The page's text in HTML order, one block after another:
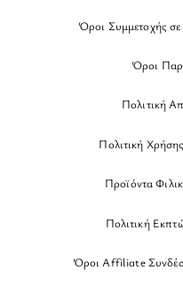
Όροι Συμμετοχής
Όροι
Πολιτική
Πολιτική
Προϊόντα
Πολιτική
Όροι Affiliate